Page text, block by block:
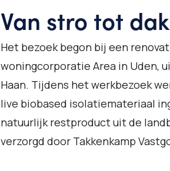
Van stro tot dak
Het bezoek begon bij een
woningcorporatie Area in Uden,
Haan. Tijdens het werkbezoek
live biobased isolatiemateriaal
natuurlijk restproduct uit de
verzorgd door Takkenkamp